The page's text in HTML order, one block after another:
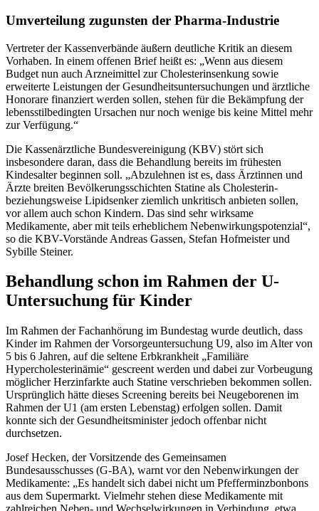
Umverteilung zugunsten der Pharma-Industrie
Vertreter der Kassenverbände äußern deutliche Kritik an diesem
Vorhaben. In einem offenen Brief heißt es: „Wenn aus diesem
Budget nun auch Arzneimittel zur Cholesterinsenkung sowie
erweiterte Leistungen der Gesundheitsuntersuchungen und ärztliche
Honorare finanziert werden sollen, stehen für die Bekämpfung der
lebensstilbedingten Ursachen nur noch wenige bis keine Mittel mehr
zur Verfügung.“
Die Kassenärztliche Bundesvereinigung (KBV) stört sich
insbesondere daran, dass die Behandlung bereits im frühesten
Kindesalter beginnen soll. „Abzulehnen ist es, dass Ärztinnen und
Ärzte breiten Bevölkerungsschichten Statine als Cholesterin-
beziehungsweise Lipidsenker ziemlich unkritisch anbieten sollen,
vor allem auch schon Kindern. Das sind sehr wirksame
Medikamente, aber mit teils erheblichem Nebenwirkungspotenzial“,
so die KBV-Vorstände Andreas Gassen, Stefan Hofmeister und
Sybille Steiner.
Behandlung schon im Rahmen der U-
Untersuchung für Kinder
Im Rahmen der Fachanhörung im Bundestag wurde deutlich, dass
Kinder im Rahmen der Vorsorgeuntersuchung U9, also im Alter von
5 bis 6 Jahren, auf die seltene Erbkrankheit „Familiäre
Hypercholesterinämie“ gescreent werden und dabei zur Vorbeugung
möglicher Herzinfarkte auch Statine verschrieben bekommen sollen.
Ursprünglich hätte dieses Screening bereits bei Neugeborenen im
Rahmen der U1 (am ersten Lebenstag) erfolgen sollen. Damit
konnte sich der Gesundheitsminister jedoch offenbar nicht
durchsetzen.
Josef Hecken, der Vorsitzende des Gemeinsamen
Bundesausschusses (G-BA), warnt vor den Nebenwirkungen der
Medikamente: „Es handelt sich dabei nicht um Pfefferminzbonbons
aus dem Supermarkt. Vielmehr stehen diese Medikamente mit